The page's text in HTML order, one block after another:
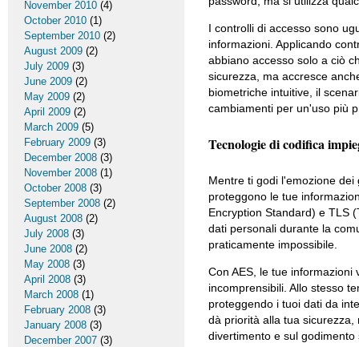
I controlli di accesso sono
informazioni. Applicando
abbiano accesso solo a ciò
sicurezza, ma accresce
biometriche intuitive, il
cambiamenti per un'uso più
Tecnologie di codifica
Mentre ti godi l'emozione
proteggono le tue
Encryption Standard) e TLS
dati personali durante la
praticamente impossibile.
Con AES, le tue
incomprensibili. Allo stesso
proteggendo i tuoi dati da
dà priorità alla tua
divertimento e sul
November 2010 (4)
October 2010 (1)
September 2010 (2)
August 2009 (2)
July 2009 (3)
June 2009 (2)
May 2009 (2)
April 2009 (2)
March 2009 (5)
February 2009 (3)
December 2008 (3)
November 2008 (1)
October 2008 (3)
September 2008 (2)
August 2008 (2)
July 2008 (3)
June 2008 (2)
May 2008 (3)
April 2008 (3)
March 2008 (1)
February 2008 (3)
January 2008 (3)
December 2007 (3)